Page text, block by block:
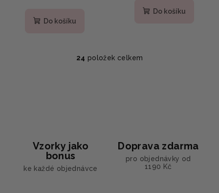
Do košíku
Do košíku
O
24 položek celkem
Vzorky jako
bonus
ke každé objednávce
Doprava zdarma
pro objednávky od
1190 Kč